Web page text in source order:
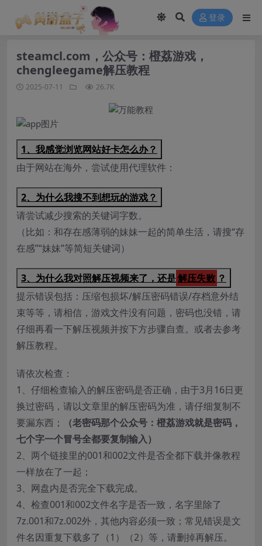
登录
steamcl.com，公众号：橙荔游戏，
chengleegame解压教程
2025-07-11 26.7K
1、我感觉浏览网站好卡怎么办？
由于网站在海外，尝试使用代理软件：
2、为什么我搜不到想玩的游戏？
请尝试减少搜索的关键词字数。
（比如：和存在感薄弱的妹妹一起的简单生活，请搜“存
在感”“妹妹”等简短关键词）
3、为什么我对照解压视频来了，还是解压失败 ？
提示错误包括：压缩包损坏/解压密码错误/存档意外结
束等等，请相信，游戏文件没有问题，密码也没错，请
仔细再看一下解压视频并按下方步骤自查。或者去参考
解压教程。
请依次检查：
1、仔细检查输入的解压密码是否正确，由于3月16日更
换过密码，请以文章里的解压密码为准，请仔细复制不
要漏东西；
（老密码那个公众号：橙荔游戏就是密码，
七个字一个冒号全都要复制输入）
2、两个链接里的001和002文件是否全都下载并像教程
一样放在了一起；
3、网盘内是否完全下载完成。
4、检查001和002文件名字是否一致，名字里除了
7z.001和7z.002外，其他内容必须一致；常见错误是文
件名因重复下载多了（1）（2）等，请删掉再解压。